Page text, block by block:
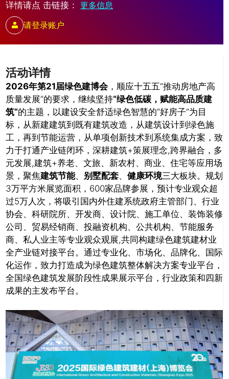
活动详情
2026年第21届绿色建博会 ，顺应十五五“推动房地产高
质量发展”的要求，继续坚持“绿色低碳，赋能高品质建
筑”的主题，以建设安全舒适绿色智慧的“好房子”为目
标，从新建建筑到既有建筑改造，从建筑设计到绿色施
工，再到节能运营，从单项创新技术到系统集成方案，致
力于打通产业链闭环，深耕建筑+策展理念,跨界融合，多
元发展,建筑+养老、文旅、新农村、商业、住宅等应用场
景，聚焦建筑节能、 别墅配套、 健康环境三大板块。规划
3万平方米展览面积，600家品牌参展，预计专业观众超
过5万人次，将吸引国内外住建系统政府主管部门、行业
协会、科研院所、开发商、设计院、施工单位、装饰装修
公司、贸易经销商、投融资机构、公共机构、节能服务
商、私人业主等专业观众观展,共同构建绿色建筑建材业
全产业链对接平台。通过专业化、市场化、品牌化、国际
化运作，致力打造成为绿色建筑整体解决方案专业平台，
全国绿色建筑发展阶段性成果展示平台，行业政策和四新
成果的主发布平台。
详情请点 击链接： 更多信息
请登录账户